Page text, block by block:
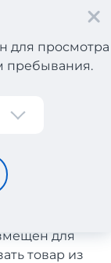
для просмотра
пребывания.
с
для
товар из